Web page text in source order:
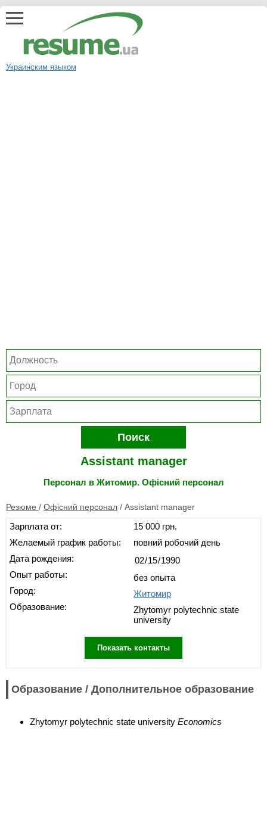
Украинским языком
Поиск
Assistant manager
Персонал в Житомир. Офісний персонал
Резюме / Офісний персонал / Assistant manager
Зарплата от:
Желаемый график работы:
Дата рождения:
Опыт работы:
Город:
Образование:
15 000 грн.
повний робочий день
без опыта
Житомир
Zhytomyr polytechnic state
university
Показать контакты
Образование / Дополнительное образование
Zhytomyr polytechnic state university Economics